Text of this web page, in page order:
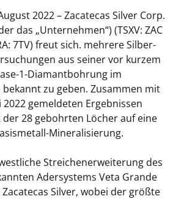
2022 – Zacatecas Silver Corp.
das „Unternehmen“) (TSXV: ZAC
7TV) freut sich. mehrere Silber-
aus seiner vor kurzem
1-Diamantbohrung im
zu geben. Zusammen mit
2022 gemeldeten Ergebnissen
der 28 gebohrten Löcher auf eine
Mineralisierung.
Streichenerweiterung des
Adersystems Veta Grande
Silver, wobei der größte